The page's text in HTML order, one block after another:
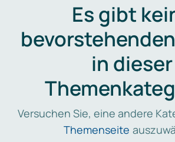
Es gibt
in dieser
Versuchen Sie, eine andere
Themenseite